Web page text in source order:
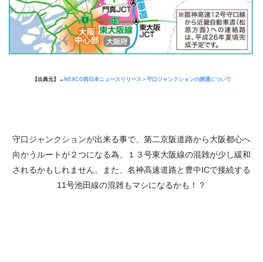
【出典元】→ NEXCO西日本ニュースリリース＞守口ジャンクションの開通について
守口ジャンクションが出来る事で、第二京阪道路から大阪都心へ
向かうルートが２つになる為、１３号東大阪線の混雑が少し緩和
されるかもしれません。また、名神高速道路と豊中ICで接続する
11号池田線の混雑もマシになるかも！？